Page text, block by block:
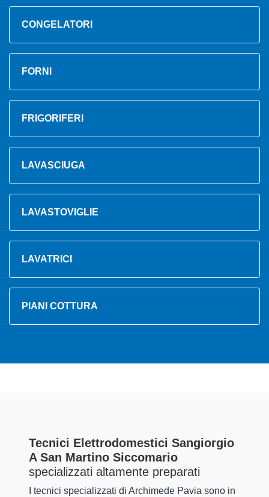
CONGELATORI
FORNI
FRIGORIFERI
LAVASCIUGA
LAVASTOVIGLIE
LAVATRICI
PIANI COTTURA
Tecnici Elettrodomestici Sangiorgio
A San Martino Siccomario
specializzati altamente preparati
I tecnici specializzati di Archimede Pavia sono in